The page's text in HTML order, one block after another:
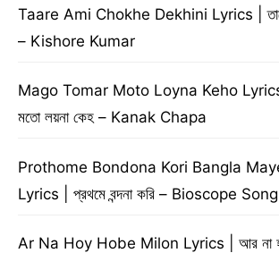
Taare Ami Chokhe Dekhini Lyrics | তারে
– Kishore Kumar
Mago Tomar Moto Loyna Keho Lyrics
মতো লয়না কেহ – Kanak Chapa
Prothome Bondona Kori Bangla
Lyrics | প্রথমে বন্দনা করি – Bioscope Song
Ar Na Hoy Hobe Milon Lyrics | আর না